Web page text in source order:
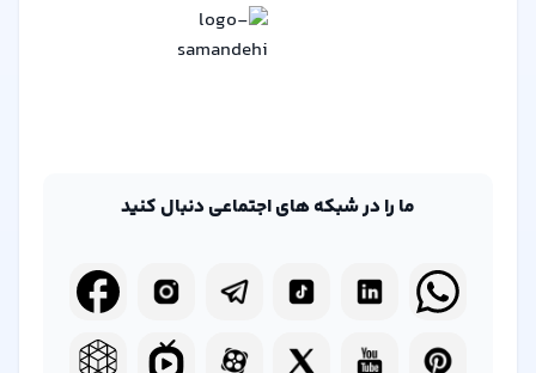
محصولات مراقبت از مو، به فروشگاه ما سر بزنید!
ما را در شبکه های اجتماعی دنبال کنید